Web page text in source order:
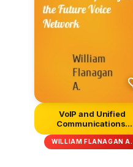
VoIP and Unified
Communications.
Internet Telephon...
WILLIAM FLANAGAN A.